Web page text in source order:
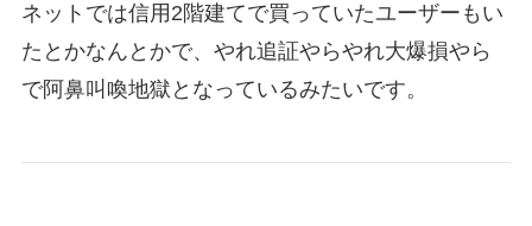
ネットでは信用2階建てで買っていたユーザーもい
たとかなんとかで、やれ追証やらやれ大爆損やら
で阿鼻叫喚地獄となっているみたいです。